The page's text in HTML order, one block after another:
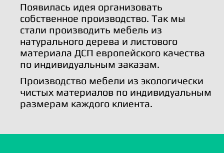
Появилась идея организовать
собственное производство. Так мы
стали производить мебель из
натурального дерева и листового
материала ДСП европейского качества
по индивидуальным заказам.
Производство мебели из экологически
чистых материалов по индивидуальным
размерам каждого клиента.